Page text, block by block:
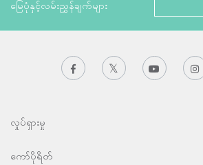
မြေပုံနှင့်လမ်းညွှန်ချက်များ
လှုပ်ရှားမှု
ကော်ပိုရိတ်